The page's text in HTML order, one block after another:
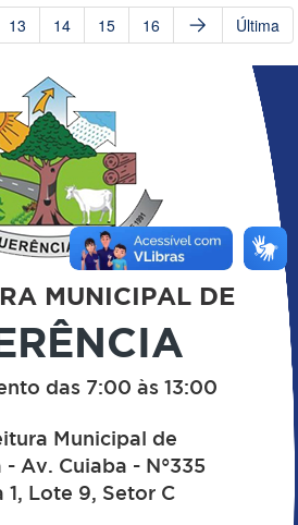
13 14 15 16 Última
MUNICIPAL DE
das 7:00 às 13:00
Municipal de
- Av. Cuiaba - N°335
1, Lote 9, Setor C